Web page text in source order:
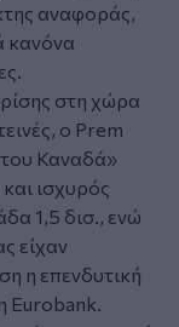
αναφοράς,
κανόνα
στη χώρα
ο Prem
Καναδά»
ισχυρός
1,5 δισ., ενώ
είχαν
η επενδυτική
Eurobank.